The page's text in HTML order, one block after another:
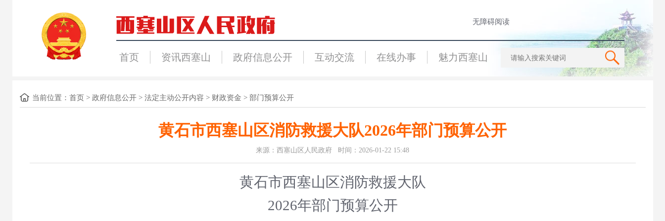
无障碍阅读
首页 资讯西塞山 政府信息公开 互动交流 在线办事 魅力西塞山
当前位置： 首页> 政府信息公开> 法定主动公开内容 > 财政资金 > 部门预算公开
黄石市西塞山区消防救援大队2026年部门预算公开
来源：西塞山区人民政府 时间：2026-01-22 15:48
黄石市西塞山区消防救援大队
2026年部门预算公开